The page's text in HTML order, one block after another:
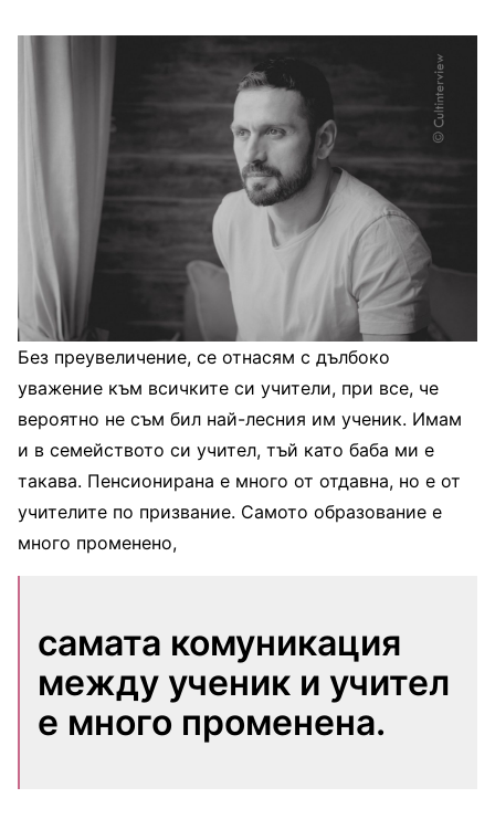
Без преувеличение, се отнасям с дълбоко
уважение към всичките си учители, при все, че
вероятно не съм бил най-лесния им ученик. Имам
и в семейството си учител, тъй като баба ми е
такава. Пенсионирана е много от отдавна, но е от
учителите по призвание. Самото образование е
много променено,
самата комуникация
между ученик и учител
е много променена.